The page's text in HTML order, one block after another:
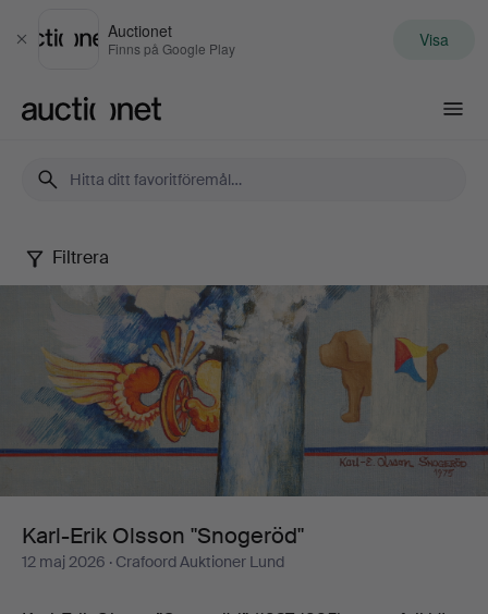
Stäng
Auctionet
Finns på Google Play Visa
Karl-
Olsson
"Snogeröd"
Filtrera
Karl-Erik Olsson "Snogeröd"
12 maj 2026 · Crafoord Auktioner Lund